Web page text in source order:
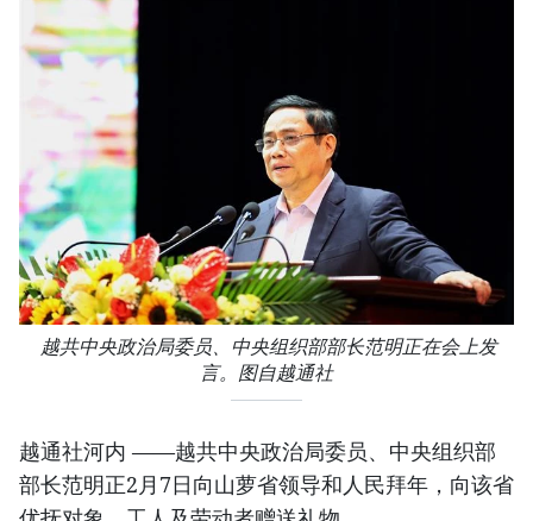
越共中央政治局委员、中央组织部部长范明正在会上发
言。图自越通社
越通社河内 ——越共中央政治局委员、中央组织部
部长范明正2月7日向山萝省领导和人民拜年，向该省